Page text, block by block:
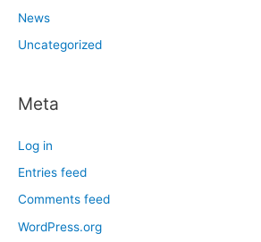
News
Uncategorized
Meta
Log in
Entries feed
Comments feed
WordPress.org